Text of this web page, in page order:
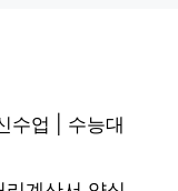
수업 | 수능대